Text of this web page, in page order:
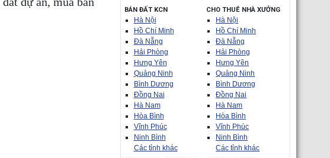
BÁN ĐẤT KCN
Hà Nội
Hồ Chí Minh
Đà Nẵng
Hải Phòng
Hưng Yên
Quảng Ninh
Bình Dương
Đồng Nai
Hà Nam
Hòa Bình
Vĩnh Phúc
Ninh Bình
Các tỉnh khác
CHO THUÊ NHÀ XƯỞNG
Hà Nội
Hồ Chí Minh
Đà Nẵng
Hải Phòng
Hưng Yên
Quảng Ninh
Bình Dương
Đồng Nai
Hà Nam
Hòa Bình
Vĩnh Phúc
Ninh Bình
Các tỉnh khác